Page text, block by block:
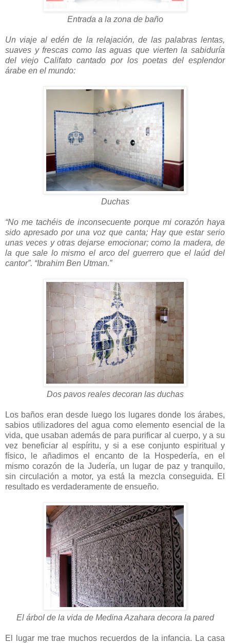
Entrada a la zona de baño
Un viaje al edén de la relajación, de las palabras lentas,
suaves y frescas como las aguas que vierten la sabiduría
del viejo Califato cantado por los poetas del esplendor
árabe en el mundo:
Duchas
“No me tachéis de inconsecuente porque mi corazón haya
sido apresado por una voz que canta; Hay que estar serio
unas veces y otras dejarse emocionar; como la madera, de
la que sale lo mismo el arco del guerrero que el laúd del
cantor”. “Ibrahim Ben Utman.”
Dos pavos reales decoran las duchas
Los baños eran desde luego los lugares donde los árabes,
sabios utilizadores del agua como elemento esencial de la
vida, que usaban además de para purificar al cuerpo, y a su
vez beneficiar al espíritu, y si a ese conjunto espiritual y
físico, le añadimos el encanto de la Hospedería, en el
mismo corazón de la Judería, un lugar de paz y tranquilo,
sin circulación a motor, ya está la mezcla conseguida. El
resultado es verdaderamente de ensueño.
El árbol de la vida de Medina Azahara decora la pared
El lugar me trae muchos recuerdos de la infancia. La casa